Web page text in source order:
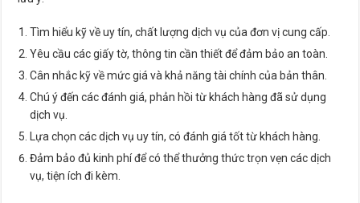
Tìm hiểu kỹ về uy tín, chất lượng dịch vụ của đơn vị cung cấp.
Yêu cầu các giấy tờ, thông tin cần thiết để đảm bảo an toàn.
Cân nhắc kỹ về mức giá và khả năng tài chính của bản thân.
Chú ý đến các đánh giá, phản hồi từ khách hàng đã sử dụng
dịch vụ.
Lựa chọn các dịch vụ uy tín, có đánh giá tốt từ khách hàng.
Đảm bảo đủ kinh phí để có thể thưởng thức trọn vẹn các dịch
vụ, tiện ích đi kèm.